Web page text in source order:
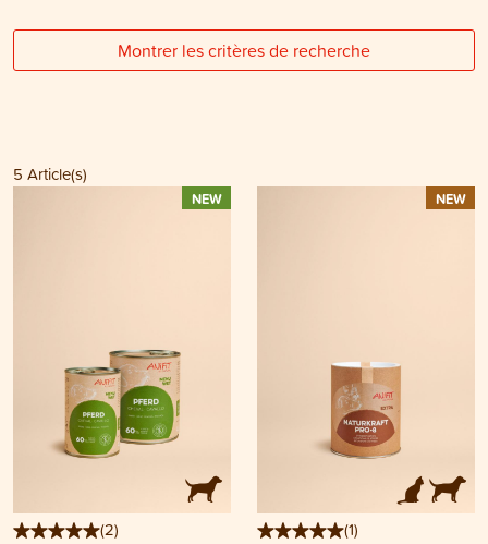
Montrer les critères de recherche
5 Article(s)
NEW
(2)
NEW
(1)